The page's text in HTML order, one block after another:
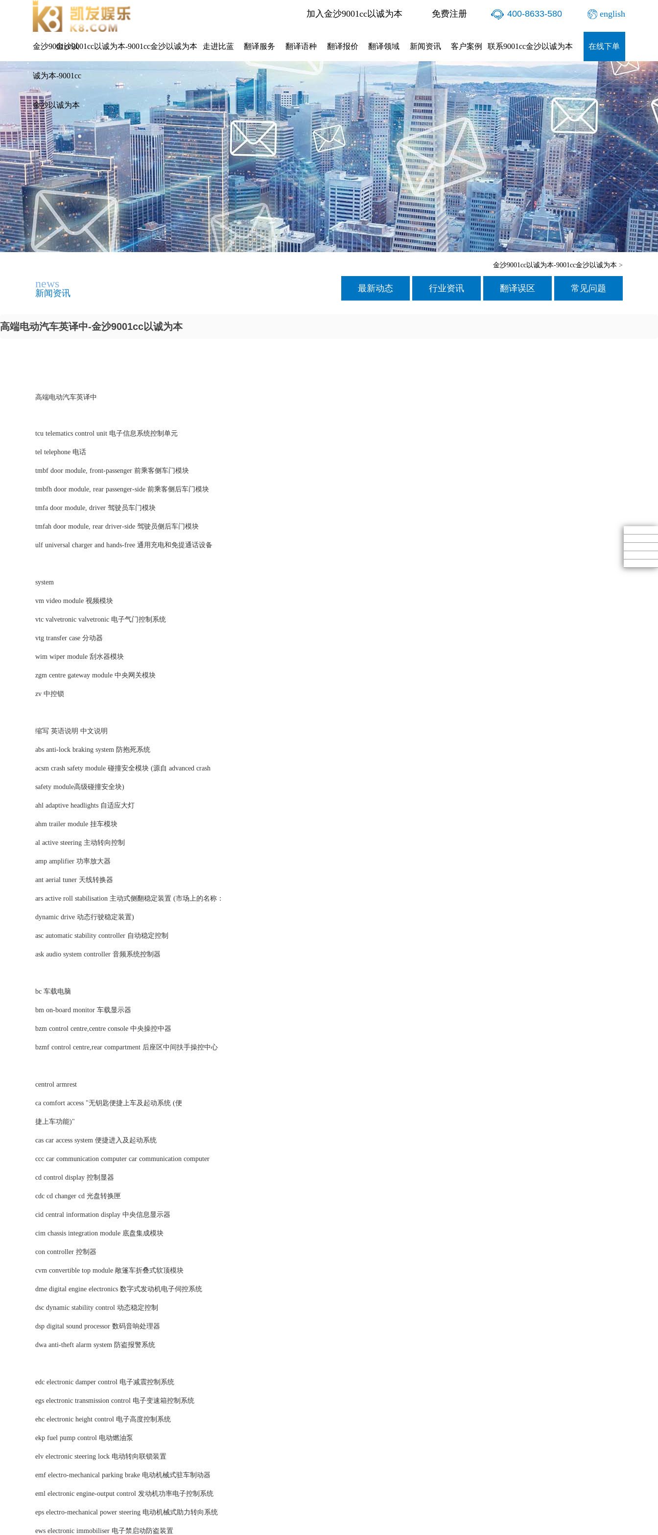
加入金沙9001cc以诚为本 免费注册 400-8633-580 english
金沙9001cc以
诚为本-9001cc
金沙以诚为本
金沙9001cc以诚为本-9001cc金沙以诚为本 走进比蓝 翻译服务 翻译语种 翻译报价 翻译领域 新闻资讯 客户案例 联系9001cc金沙以诚为本 在线下单
金沙9001cc以诚为本-9001cc金沙以诚为本 >
news
新闻资讯 最新动态 行业资讯 翻译误区 常见问题
高端电动汽车英译中-金沙9001cc以诚为本
高端电动汽车英译中
tcu telematics control unit 电子信息系统控制单元
tel telephone 电话
tmbf door module, front-passenger 前乘客侧车门模块
tmbfh door module, rear passenger-side 前乘客侧后车门模块
tmfa door module, driver 驾驶员车门模块
tmfah door module, rear driver-side 驾驶员侧后车门模块
ulf universal charger and hands-free 通用充电和免提通话设备
system
vm video module 视频模块
vtc valvetronic valvetronic 电子气门控制系统
vtg transfer case 分动器
wim wiper module 刮水器模块
zgm centre gateway module 中央网关模块
zv 中控锁
缩写 英语说明 中文说明
abs anti-lock braking system 防抱死系统
acsm crash safety module 碰撞安全模块 (源自 advanced crash
safety module高级碰撞安全块)
ahl adaptive headlights 自适应大灯
ahm trailer module 挂车模块
al active steering 主动转向控制
amp amplifier 功率放大器
ant aerial tuner 天线转换器
ars active roll stabilisation 主动式侧翻稳定装置 (市场上的名称：
dynamic drive 动态行驶稳定装置)
asc automatic stability controller 自动稳定控制
ask audio system controller 音频系统控制器
bc 车载电脑
bm on-board monitor 车载显示器
bzm control centre,centre console 中央操控中器
bzmf control centre,rear compartment 后座区中间扶手操控中心
centrol armrest
ca comfort access "无钥匙便捷上车及起动系统 (便
捷上车功能)"
cas car access system 便捷进入及起动系统
ccc car communication computer car communication computer
cd control display 控制显器
cdc cd changer cd 光盘转换匣
cid central information display 中央信息显示器
cim chassis integration module 底盘集成模块
con controller 控制器
cvm convertible top module 敞篷车折叠式软顶模块
dme digital engine electronics 数字式发动机电子伺控系统
dsc dynamic stability control 动态稳定控制
dsp digital sound processor 数码音响处理器
dwa anti-theft alarm system 防盗报警系统
edc electronic damper control 电子减震控制系统
egs electronic transmission control 电子变速箱控制系统
ehc electronic height control 电子高度控制系统
ekp fuel pump control 电动燃油泵
elv electronic steering lock 电动转向联锁装置
emf electro-mechanical parking brake 电动机械式驻车制动器
eml electronic engine-output control 发动机功率电子控制系统
eps electro-mechanical power steering 电动机械式助力转向系统
ews electronic immobiliser 电子禁启动防盗装置